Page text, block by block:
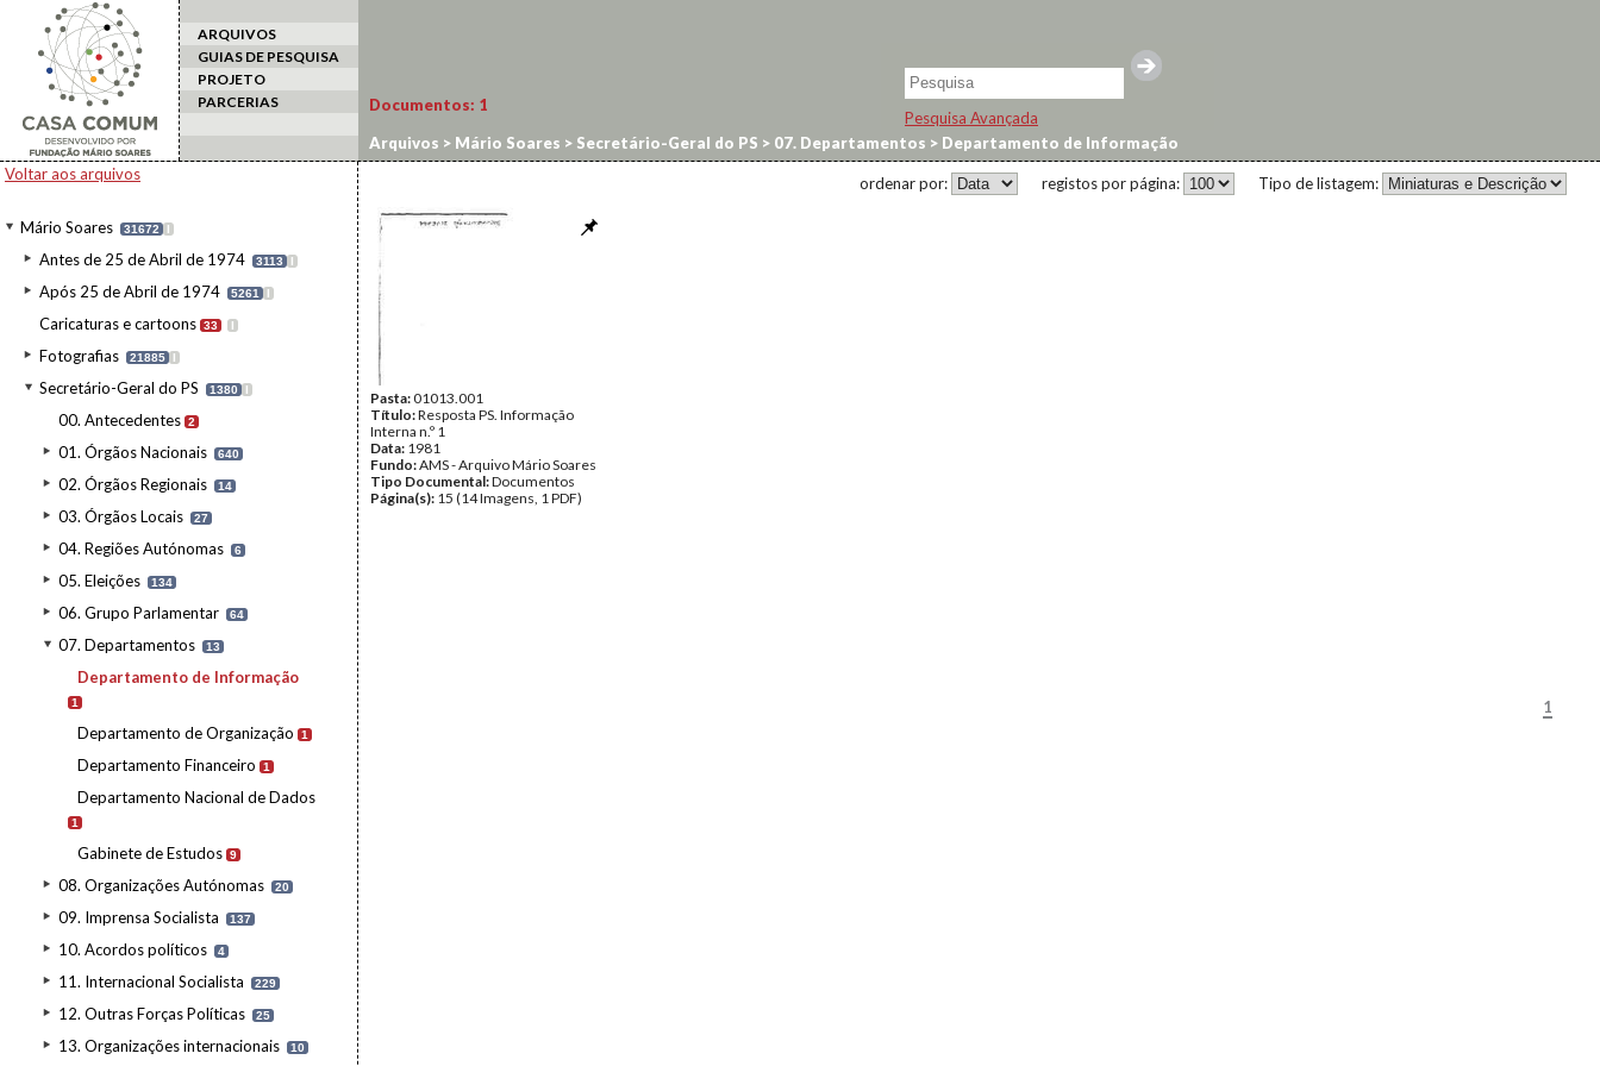
ARQUIVOS
GUIAS DE PESQUISA
PROJETO
PARCERIAS
Pesquisa Avançada
Voltar aos arquivos
Mário Soares 31672 I
Antes de 25 de Abril de 1974 3113 I
Após 25 de Abril de 1974 5261 I
Caricaturas e cartoons 33 I
Fotografias 21885 I
Secretário-Geral do PS 1380 I
00. Antecedentes 2
01. Órgãos Nacionais 640
02. Órgãos Regionais 14
03. Órgãos Locais 27
04. Regiões Autónomas 6
05. Eleições 134
06. Grupo Parlamentar 64
07. Departamentos 13
Departamento de Informação
1
Departamento de Organização 1
Departamento Financeiro 1
Departamento Nacional de Dados
1
Gabinete de Estudos 9
08. Organizações Autónomas 20
09. Imprensa Socialista 137
10. Acordos políticos 4
11. Internacional Socialista 229
12. Outras Forças Políticas 25
13. Organizações internacionais 10
Documentos: 1
Arquivos > Mário Soares > Secretário-Geral do PS > 07. Departamentos > Departamento de Informação
Tipo de listagem:
registos por página:
ordenar por:
Pasta:01013.001
Título:Resposta PS. Informação
Interna n.º 1
Data: 1981
Fundo:AMS - Arquivo Mário Soares
Tipo Documental:Documentos
Página(s): 15 (14 Imagens, 1 PDF)
1